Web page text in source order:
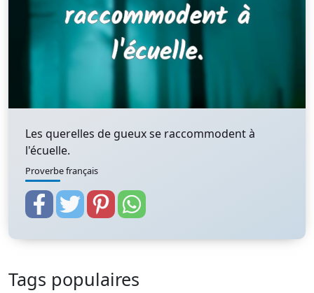
Les querelles de gueux se raccommodent à
l'écuelle.
Proverbe français
Tags populaires